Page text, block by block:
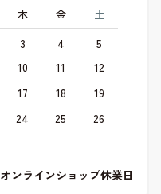
木 金 土
3 4
5
10 11
12
17 18
19
24 25
26
オンラインショップ休業日